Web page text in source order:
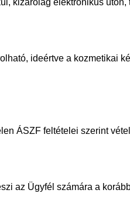
kizárólag elektronikus
ható, ideértve a kozmetikai
ÁSZF feltételei szerint
az Ügyfél számára a